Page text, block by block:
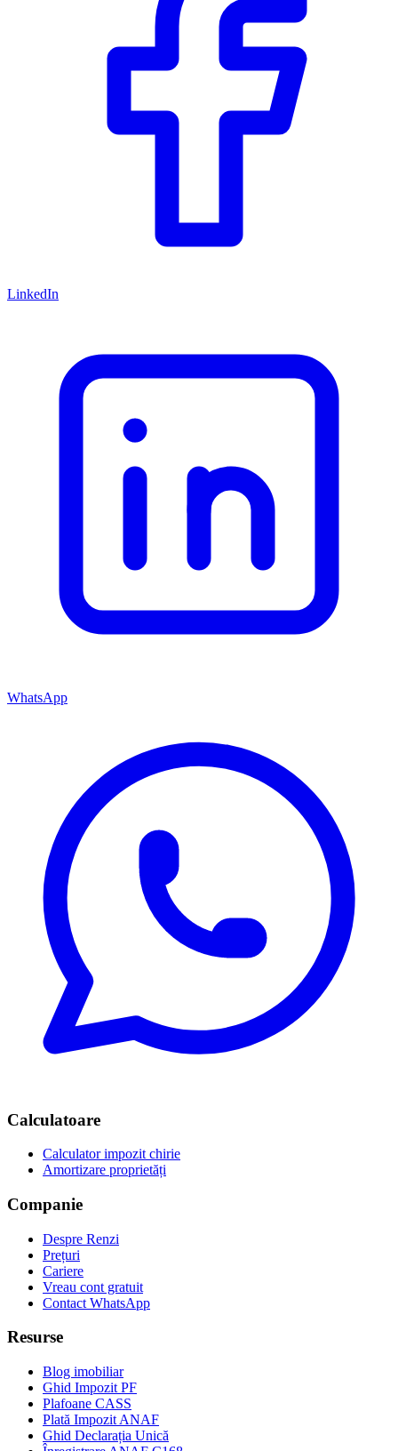
LinkedIn
WhatsApp
Calculatoare
Calculator impozit chirie
Amortizare proprietăți
Companie
Despre Renzi
Prețuri
Cariere
Vreau cont gratuit
Contact WhatsApp
Resurse
Blog imobiliar
Ghid Impozit PF
Plafoane CASS
Plată Impozit ANAF
Ghid Declarația Unică